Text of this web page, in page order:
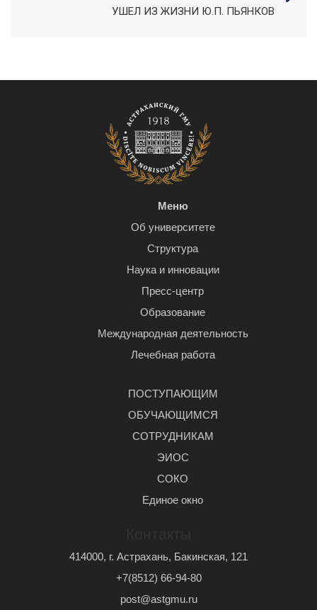
УШЕЛ ИЗ ЖИЗНИ Ю.П. ПЬЯНКОВ
Меню
Об университете
Структура
Наука и инновации
Пресс-центр
Образование
Международная деятельность
Лечебная работа
ПОСТУПАЮЩИМ
ОБУЧАЮЩИМСЯ
СОТРУДНИКАМ
ЭИОС
СОКО
Единое окно
414000, г. Астрахань, Бакинская, 121
+7(8512) 66-94-80
post@astgmu.ru